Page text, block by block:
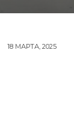
18 МАРТА, 2025